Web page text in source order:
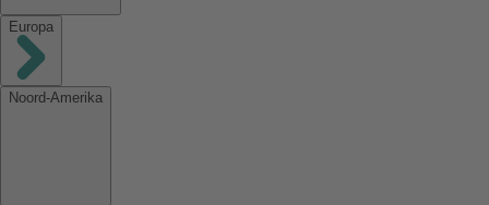
Europa
Noord-Amerika